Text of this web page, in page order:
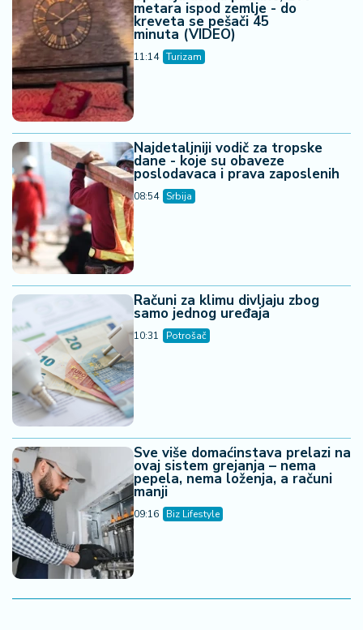
metara ispod zemlje - do
kreveta se pešači 45
minuta (VIDEO)
11:14 Turizam
Najdetaljniji vodič za tropske
dane - koje su obaveze
poslodavaca i prava zaposlenih
08:54 Srbija
Računi za klimu divljaju zbog
samo jednog uređaja
10:31 Potrošač
Sve više domaćinstava prelazi na
ovaj sistem grejanja – nema
pepela, nema loženja, a računi
manji
09:16 Biz Lifestyle